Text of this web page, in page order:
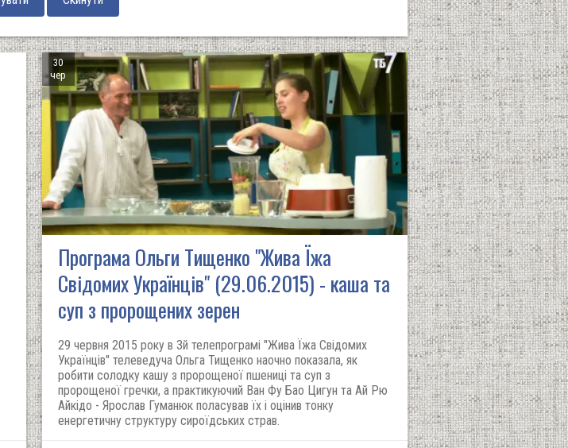
30
чер
Програма Ольги Тищенко "Жива Їжа
Свідомих Українців" (29.06.2015) - каша та
суп з пророщених зерен
29 червня 2015 року в 3й телепрограмі "Жива Їжа Свідомих
Українців" телеведуча Ольга Тищенко наочно показала, як
робити солодку кашу з пророщеної пшениці та суп з
пророщеної гречки, а практикуючий Ван Фу Бао Цигун та Ай Рю
Айкідо - Ярослав Гуманюк поласував їх і оцінив тонку
енергетичну структуру сироїдських страв.